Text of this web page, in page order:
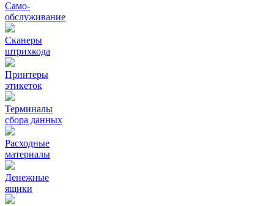
Само-
обслуживание
Сканеры
штрихкода
Принтеры
этикеток
Терминалы
сбора данных
Расходные
материалы
Денежные
ящики